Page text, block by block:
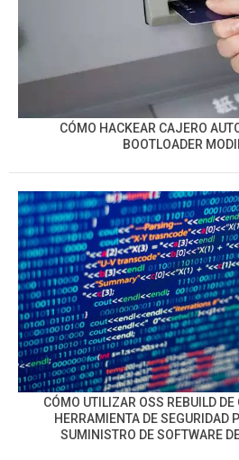
CÓMO HACKEAR CAJERO
BOOTLOADER
CÓMO UTILIZAR OSS REBUILD
HERRAMIENTA DE SEGURIDAD
SUMINISTRO DE SOFTWARE